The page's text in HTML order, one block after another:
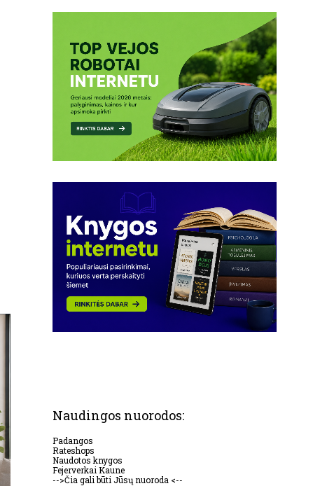
Naudingos nuorodos:
Padangos
Rateshops
Naudotos knygos
Fejerverkai Kaune
-->Čia gali būti Jūsų nuoroda <--